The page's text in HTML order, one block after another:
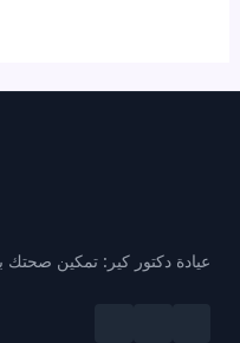
عيادة دكتور كير: تمكين صحتك